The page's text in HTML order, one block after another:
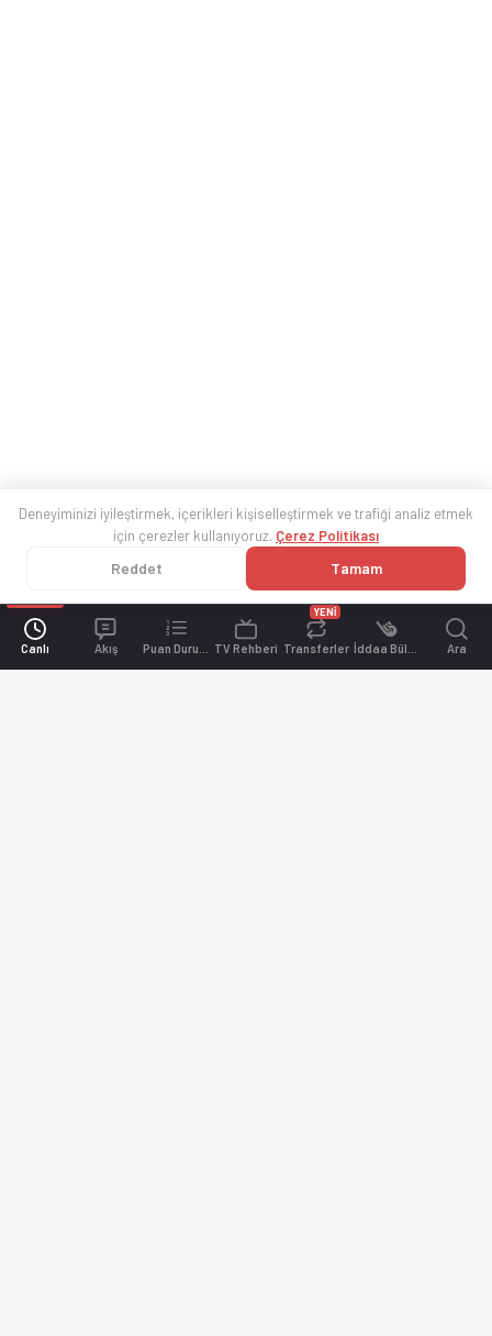
Canlı Akış TV Rehberi Transferler
YENİ
Ara
Deneyiminizi iyileştirmek, içerikleri kişiselleştirmek ve trafiği analiz etmek
için çerezler kullanıyoruz. Çerez Politikası
Reddet Tamam